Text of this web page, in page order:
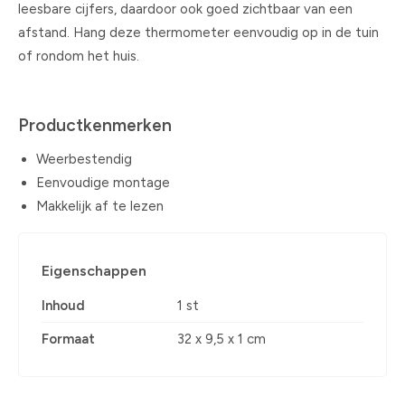
leesbare cijfers, daardoor ook goed zichtbaar van een
afstand. Hang deze thermometer eenvoudig op in de tuin
of rondom het huis.
Productkenmerken
Weerbestendig
Eenvoudige montage
Makkelijk af te lezen
Eigenschappen
Inhoud 1 st
Formaat 32 x 9,5 x 1 cm